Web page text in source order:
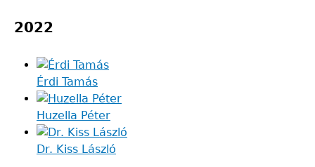
2022
Érdi Tamás
Huzella Péter
Dr. Kiss László